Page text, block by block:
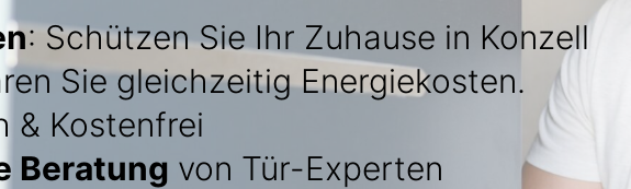
: Schützen Sie Ihr Zuhause in Konzell
Sie gleichzeitig Energiekosten.
& Kostenfrei
Beratung von Tür-Experten